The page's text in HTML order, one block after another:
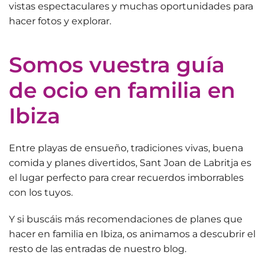
vistas espectaculares y muchas oportunidades para
hacer fotos y explorar.
Somos vuestra guía
de ocio en familia en
Ibiza
Entre playas de ensueño, tradiciones vivas, buena
comida y planes divertidos, Sant Joan de Labritja es
el lugar perfecto para crear recuerdos imborrables
con los tuyos.
Y si buscáis más recomendaciones de planes que
hacer en familia en Ibiza, os animamos a descubrir el
resto de las entradas de nuestro blog.